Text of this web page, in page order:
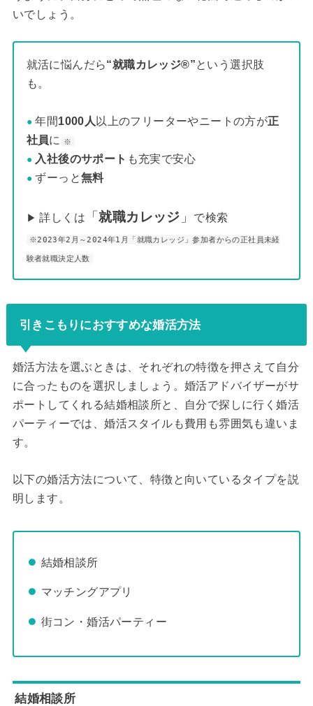
いでしょう。
就活に悩んだら“就職カレッジ®”という選択肢
も。
●年間1000人 以上のフリーターやニートの方が正
社員に ※
● 入社後のサポート も充実で安心
●ずーっと無料
▶ 詳しくは 「就職カレッジ 」 で検索
※2023年2月～2024年1月「就職カレッジ」参加者からの正社員未経
験者就職決定人数
引きこもりにおすすめな婚活方法
婚活方法を選ぶときは、それぞれの特徴を押さえて自分
に合ったものを選択しましょう。婚活アドバイザーがサ
ポートしてくれる結婚相談所と、自分で探しに行く婚活
パーティーでは、婚活スタイルも費用も雰囲気も違いま
す。
以下の婚活方法について、特徴と向いているタイプを説
明します。
結婚相談所
マッチングアプリ
街コン・婚活パーティー
結婚相談所